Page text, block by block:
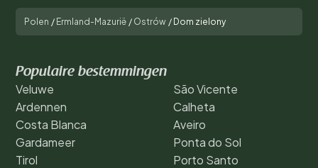
Polen / Ermland-Mazurië / Ostrów / Dom zielony
Populaire bestemmingen
Veluwe
Ardennen
Costa Blanca
Gardameer
Tirol
São Vicente
Calheta
Aveiro
Ponta do Sol
Porto Santo